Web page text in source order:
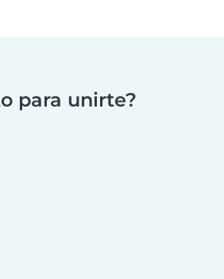
para unirte?